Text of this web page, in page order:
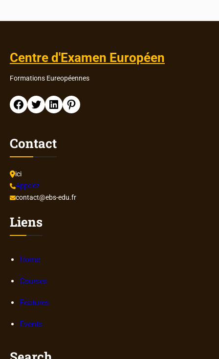
Centre d'Examen Européen
Formations Eureopéennes
Facebook Twitter LinkedIn Pinterest
Contact
ici
Appelez
contact@ebs-edu.fr
Liens
Home
Courses
Features
Events